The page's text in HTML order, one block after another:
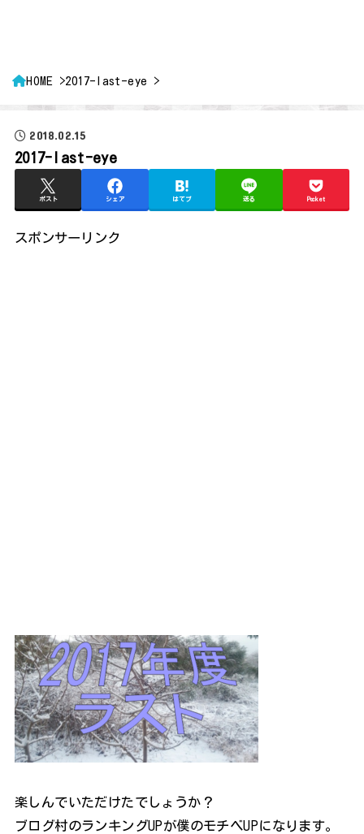
HOME 2017-last-eye
2018.02.15
2017-last-eye
ポスト シェア はてブ 送る Pocket
スポンサーリンク
楽しんでいただけたでしょうか？
ブログ村のランキングUPが僕のモチベUPになります。